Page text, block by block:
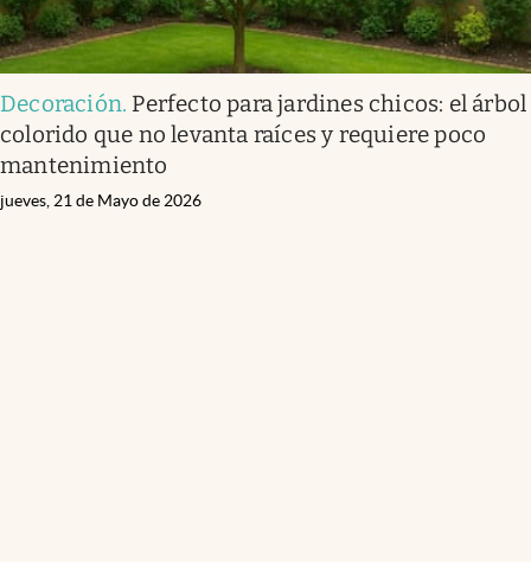
Decoración. Perfecto para jardines chicos: el árbol
colorido que no levanta raíces y requiere poco
mantenimiento
jueves, 21 de Mayo de 2026